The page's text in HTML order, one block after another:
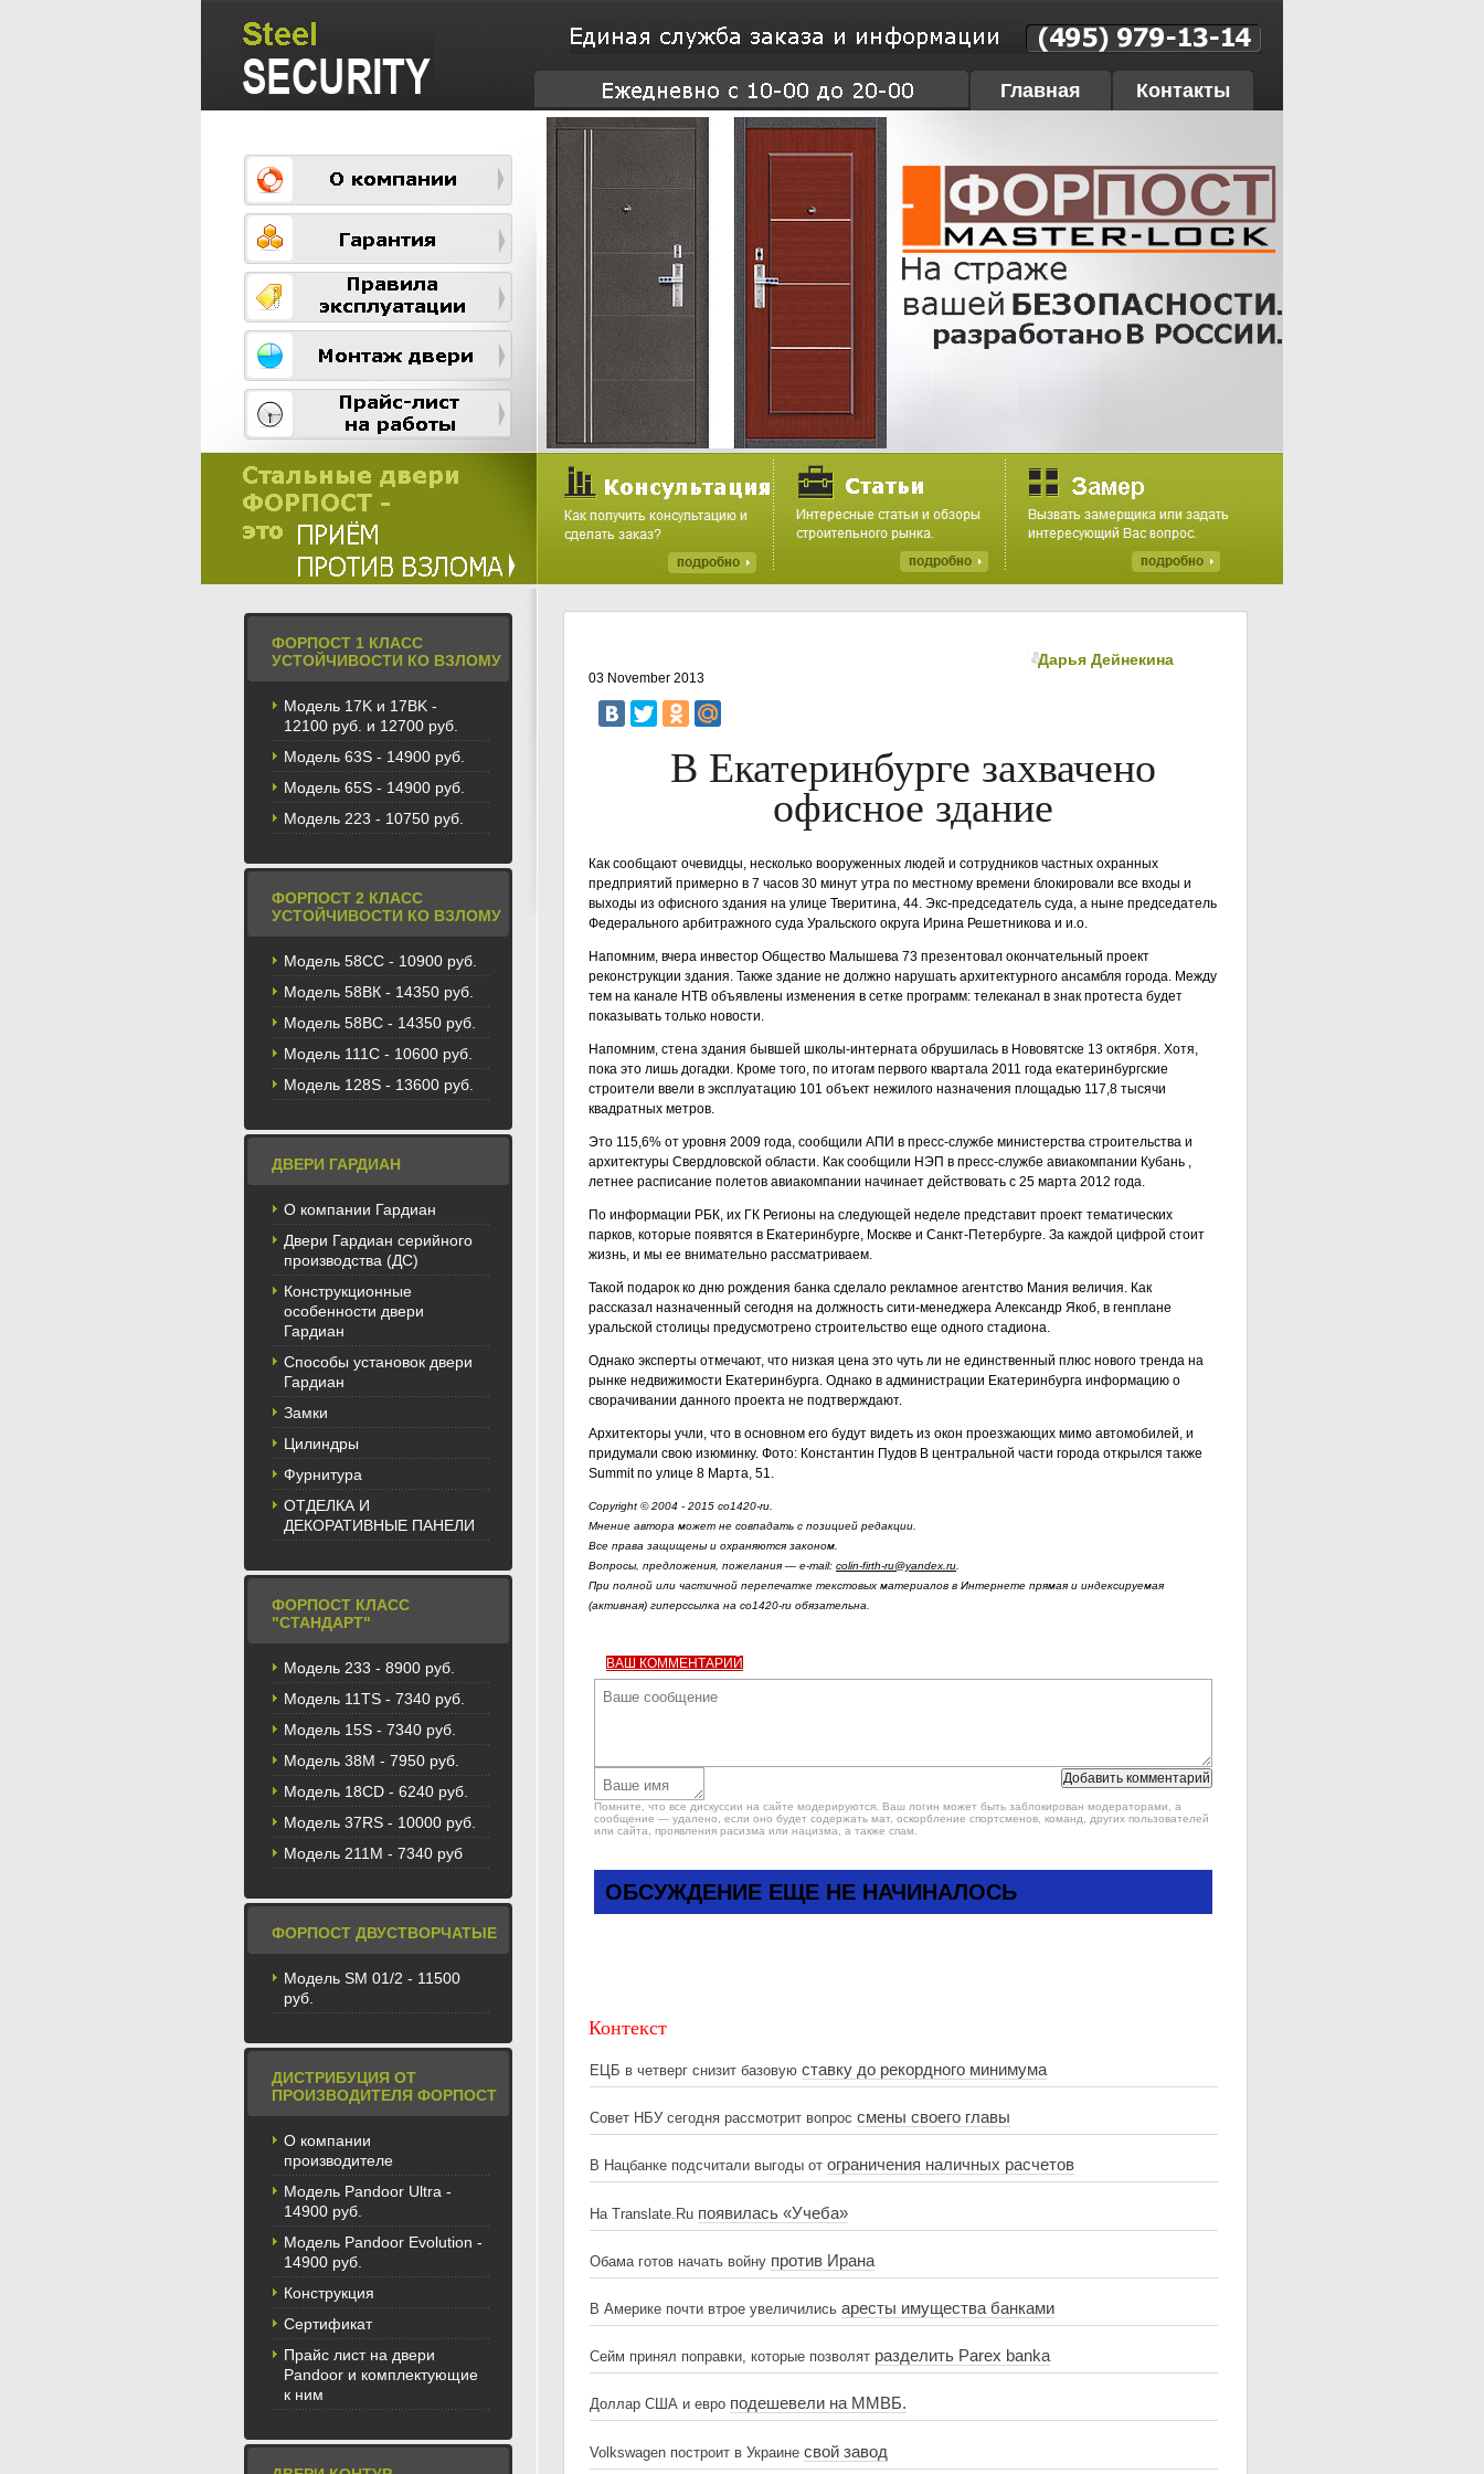
Главная Контакты
ФОРПОСТ 1 КЛАСС
УСТОЙЧИВОСТИ КО ВЗЛОМУ
Модель 17K и 17BK -
12100 руб. и 12700 руб.
Модель 63S - 14900 руб.
Модель 65S - 14900 руб.
Модель 223 - 10750 руб.
ФОРПОСТ 2 КЛАСС
УСТОЙЧИВОСТИ КО ВЗЛОМУ
Модель 58CС - 10900 руб.
Модель 58BК - 14350 руб.
Модель 58ВС - 14350 руб.
Модель 111С - 10600 руб.
Модель 128S - 13600 руб.
ДВЕРИ ГАРДИАН
О компании Гардиан
Двери Гардиан серийного
производства (ДС)
Конструкционные
особенности двери
Гардиан
Способы установок двери
Гардиан
Замки
Цилиндры
Фурнитура
ОТДЕЛКА И
ДЕКОРАТИВНЫЕ ПАНЕЛИ
ФОРПОСТ КЛАСС
"СТАНДАРТ"
Модель 233 - 8900 руб.
Модель 11TS - 7340 руб.
Модель 15S - 7340 руб.
Модель 38M - 7950 руб.
Модель 18CD - 6240 руб.
Модель 37RS - 10000 руб.
Модель 211М - 7340 руб
ФОРПОСТ ДВУСТВОРЧАТЫЕ
Модель SM 01/2 - 11500
руб.
ДИСТРИБУЦИЯ ОТ
ПРОИЗВОДИТЕЛЯ ФОРПОСТ
О компании
производителе
Модель Pandoor Ultra -
14900 руб.
Модель Pandoor Evolution -
14900 руб.
Конструкция
Сертификат
Прайс лист на двери
Pandoor и комплектующие
к ним
Дарья Дейнекинa
03 November 2013
В Екатеринбурге захвачено
офисное здание
Как сообщают очевидцы, несколько вооруженных людей и сотрудников частных охранных
предприятий примерно в 7 часов 30 минут утра по местному времени блокировали все входы и
выходы из офисного здания на улице Тверитина, 44. Экс-председатель суда, а ныне председатель
Федерального арбитражного суда Уральского округа Ирина Решетникова и и.о.
Напомним, вчера инвестор Общество Малышева 73 презентовал окончательный проект
реконструкции здания. Также здание не должно нарушать архитектурного ансамбля города. Между
тем на канале НТВ объявлены изменения в сетке программ: телеканал в знак протеста будет
показывать только новости.
Напомним, стена здания бывшей школы-интерната обрушилась в Нововятске 13 октября. Хотя,
пока это лишь догадки. Кроме того, по итогам первого квартала 2011 года екатеринбургские
строители ввели в эксплуатацию 101 объект нежилого назначения площадью 117,8 тысячи
квадратных метров.
Это 115,6% от уровня 2009 года, сообщили АПИ в пресс-службе министерства строительства и
архитектуры Свердловской области. Как сообщили НЭП в пресс-службе авиакомпании Кубань ,
летнее расписание полетов авиакомпании начинает действовать с 25 марта 2012 года.
По информации РБК, их ГК Регионы на следующей неделе представит проект тематических
парков, которые появятся в Екатеринбурге, Москве и Санкт-Петербурге. За каждой цифрой стоит
жизнь, и мы ее внимательно рассматриваем.
Такой подарок ко дню рождения банка сделало рекламное агентство Мания величия. Как
рассказал назначенный сегодня на должность сити-менеджера Александр Якоб, в генплане
уральской столицы предусмотрено строительство еще одного стадиона.
Однако эксперты отмечают, что низкая цена это чуть ли не единственный плюс нового тренда на
рынке недвижимости Екатеринбурга. Однако в администрации Екатеринбурга информацию о
сворачивании данного проекта не подтверждают.
Архитекторы учли, что в основном его будут видеть из окон проезжающих мимо автомобилей, и
придумали свою изюминку. Фото: Константин Пудов В центральной части города открылся также
Summit по улице 8 Марта, 51.
Copyright © 2004 - 2015 co1420-ru.
Мнение автора может не совпадать с позицией редакции.
Все права защищены и охраняются законом.
Вопросы, предложения, пожелания — e-mail: colin-firth-ru@yandex.ru
При полной или частичной перепечатке текстовых материалов в Интернете прямая и индексируемая
(активная) гиперссылка на co1420-ru обязательна.
ВАШ КОММЕНТАРИЙ
Помните, что все дискуссии на сайте модерируются. Ваш логин может быть заблокирован модераторами, а
сообщение — удалено, если оно будет содержать мат, оскорбление спортсменов, команд, других пользователей
или сайта, проявления расизма или нацизма, а также спам.
ОБСУЖДЕНИЕ ЕЩЕ НЕ НАЧИНАЛОСЬ
Контекст
ЕЦБ в четверг снизит базовую ставку до рекордного минимума
Совет НБУ сегодня рассмотрит вопрос смены своего главы
В Нацбанке подсчитали выгоды от ограничения наличных расчетов
На Translate.Ru появилась «Учеба»
Обама готов начать войну против Ирана
В Америке почти втрое увеличились аресты имущества банками
Сейм принял поправки, которые позволят разделить Parex banka
Доллар США и евро подешевели на ММВБ.
Volkswagen построит в Украине свой завод